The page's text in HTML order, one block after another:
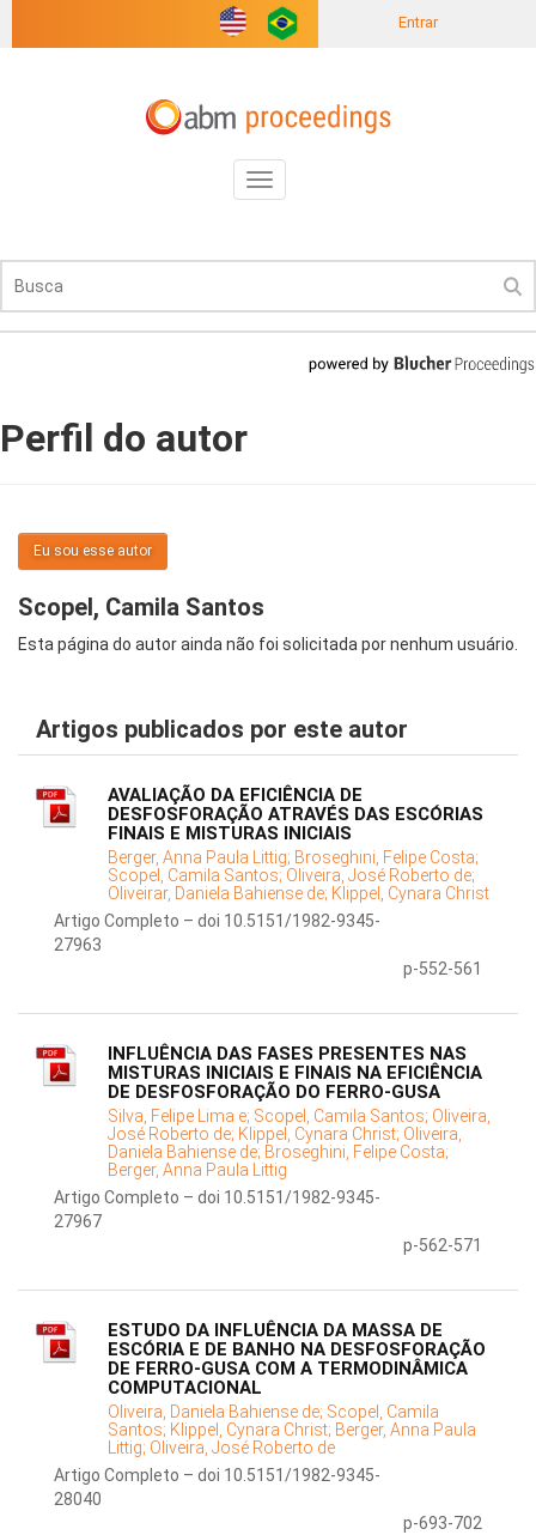
Entrar
Toggle
navigation
Perfil do autor
Eu sou esse autor
Scopel, Camila Santos
Esta página do autor ainda não foi solicitada por nenhum usuário.
Artigos publicados por este autor
AVALIAÇÃO DA EFICIÊNCIA DE
DESFOSFORAÇÃO ATRAVÉS DAS ESCÓRIAS
FINAIS E MISTURAS INICIAIS
Berger, Anna Paula Littig; Broseghini, Felipe Costa;
Scopel, Camila Santos; Oliveira, José Roberto de;
Oliveirar, Daniela Bahiense de; Klippel, Cynara Christ
Artigo Completo – doi 10.5151/1982-9345-
27963
p-552-561
INFLUÊNCIA DAS FASES PRESENTES NAS
MISTURAS INICIAIS E FINAIS NA EFICIÊNCIA
DE DESFOSFORAÇÃO DO FERRO-GUSA
Silva, Felipe Lima e; Scopel, Camila Santos; Oliveira,
José Roberto de; Klippel, Cynara Christ; Oliveira,
Daniela Bahiense de; Broseghini, Felipe Costa;
Berger, Anna Paula Littig
Artigo Completo – doi 10.5151/1982-9345-
27967
p-562-571
ESTUDO DA INFLUÊNCIA DA MASSA DE
ESCÓRIA E DE BANHO NA DESFOSFORAÇÃO
DE FERRO-GUSA COM A TERMODINÂMICA
COMPUTACIONAL
Oliveira, Daniela Bahiense de; Scopel, Camila
Santos; Klippel, Cynara Christ; Berger, Anna Paula
Littig; Oliveira, José Roberto de
Artigo Completo – doi 10.5151/1982-9345-
28040
p-693-702